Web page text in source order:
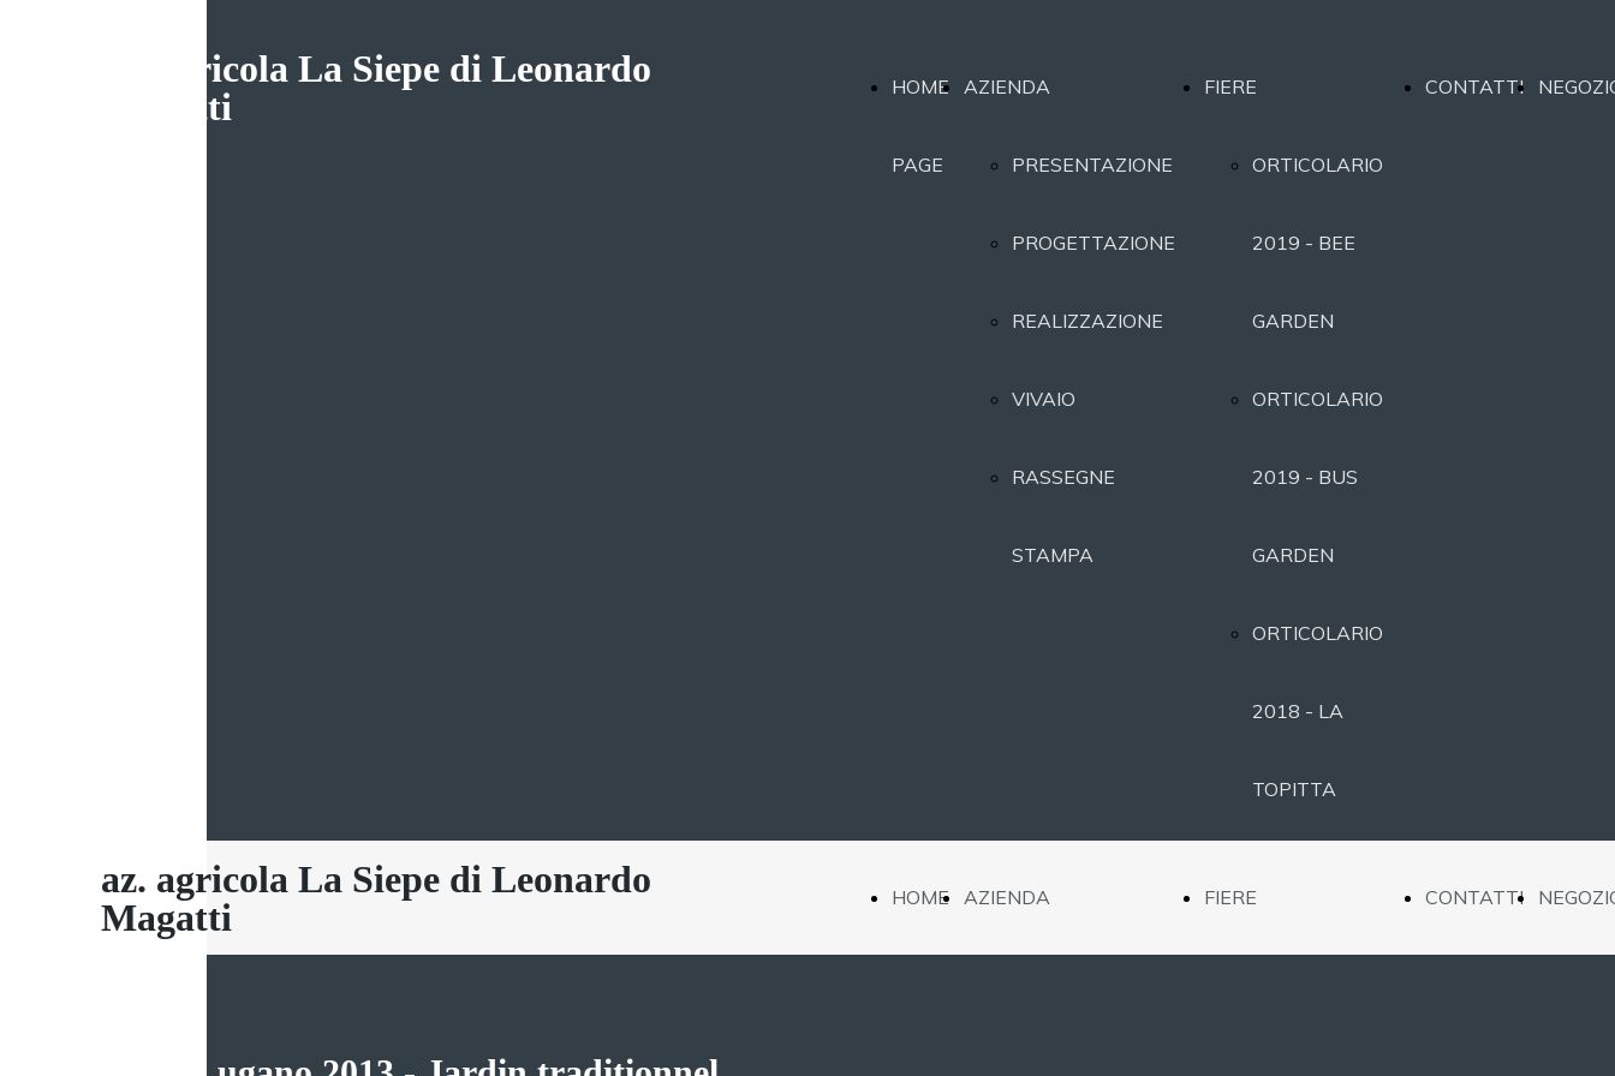
HOME
PAGE
AZIENDA
PRESENTAZIONE
PROGETTAZIONE
REALIZZAZIONE
VIVAIO
RASSEGNE
STAMPA
FIERE
ORTICOLARIO
2019 - BEE
GARDEN
ORTICOLARIO
2019 - BUS
GARDEN
ORTICOLARIO
2018 - LA
TOPITTA
CONTATTI
az. agricola La Siepe di Leonardo
Magatti
HOME AZIENDA FIERE CONTATTI
az. agricola La Siepe di Leonardo
Magatti